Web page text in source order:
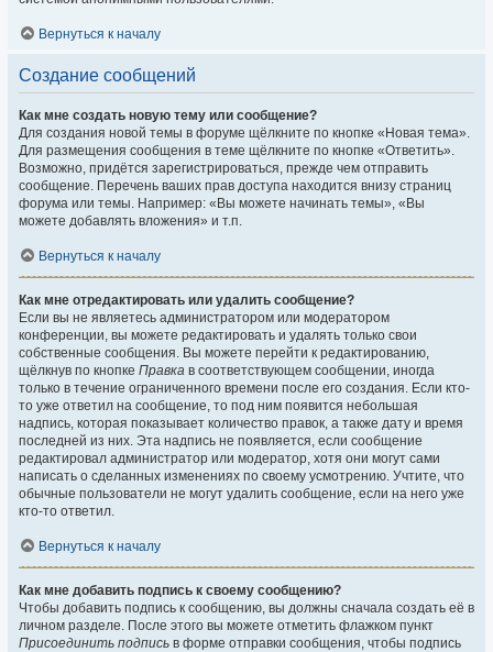
Вернуться к началу
Создание сообщений
Как мне создать новую тему или сообщение?
Для создания новой темы в форуме щёлкните по кнопке «Новая тема».
Для размещения сообщения в теме щёлкните по кнопке «Ответить».
Возможно, придётся зарегистрироваться, прежде чем отправить
сообщение. Перечень ваших прав доступа находится внизу страниц
форума или темы. Например: «Вы можете начинать темы», «Вы
можете добавлять вложения» и т.п.
Вернуться к началу
Как мне отредактировать или удалить сообщение?
Если вы не являетесь администратором или модератором
конференции, вы можете редактировать и удалять только свои
собственные сообщения. Вы можете перейти к редактированию,
щёлкнув по кнопке Правка в соответствующем сообщении, иногда
только в течение ограниченного времени после его создания. Если кто-
то уже ответил на сообщение, то под ним появится небольшая
надпись, которая показывает количество правок, а также дату и время
последней из них. Эта надпись не появляется, если сообщение
редактировал администратор или модератор, хотя они могут сами
написать о сделанных изменениях по своему усмотрению. Учтите, что
обычные пользователи не могут удалить сообщение, если на него уже
кто-то ответил.
Вернуться к началу
Как мне добавить подпись к своему сообщению?
Чтобы добавить подпись к сообщению, вы должны сначала создать её в
личном разделе. После этого вы можете отметить флажком пункт
Присоединить подпись в форме отправки сообщения, чтобы подпись